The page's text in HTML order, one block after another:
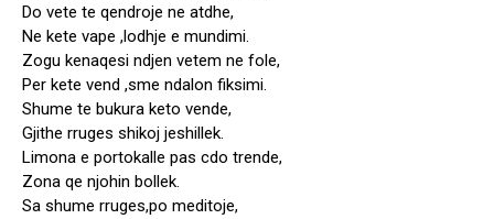
Do vete te qendroje ne atdhe,
Ne kete vape ,lodhje e mundimi.
Zogu kenaqesi ndjen vetem ne fole,
Per kete vend ,sme ndalon fiksimi.
Shume te bukura keto vende,
Gjithe rruges shikoj jeshillek.
Limona e portokalle pas cdo trende,
Zona qe njohin bollek.
Sa shume rruges,po meditoje,